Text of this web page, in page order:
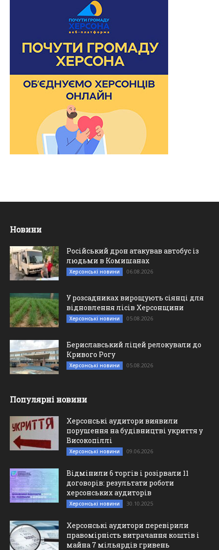
Новини
Російський дрон атакував автобус із
людьми в Комишанах
Херсонські новини 06.08.2026
У розсадниках вирощують сіянці для
відновлення лісів Херсонщини
Херсонські новини 05.08.2026
Бериславський ліцей релокували до
Кривого Рогу
Херсонські новини 05.08.2026
Популярні новини
Херсонські аудитори виявили
порушення на будівництві укриття у
Високопіллі
Херсонські новини 09.06.2026
Відмінили 6 торгів і розірвали 11
договорів: результати роботи
херсонських аудиторів
Херсонські новини 30.10.2025
Херсонські аудитори перевірили
правомірність витрачання коштів і
майна 7 мільярдів гривень